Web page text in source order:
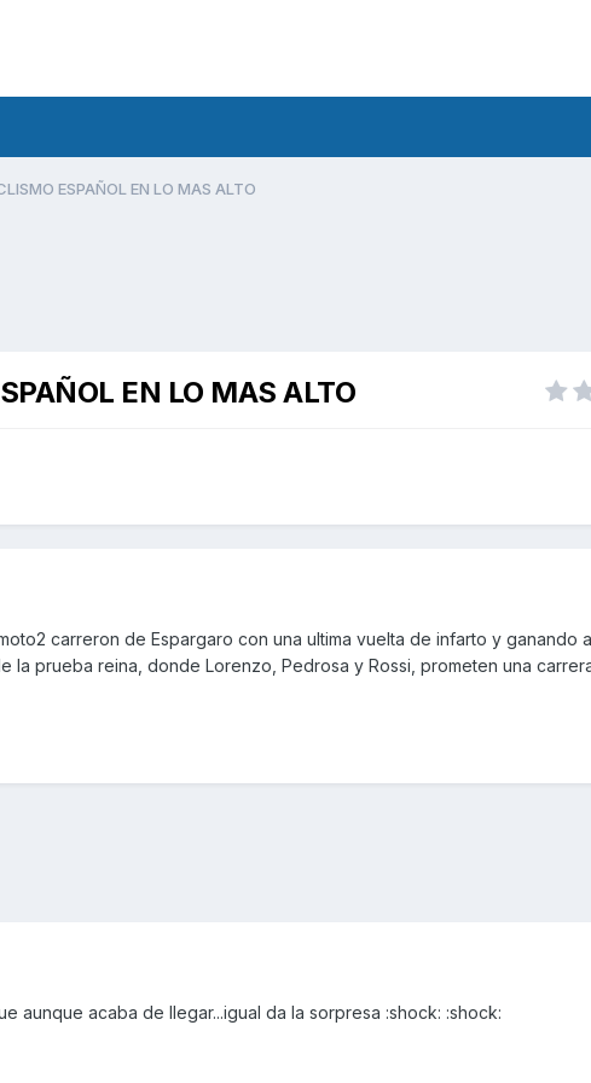
ESPAÑOL EN LO MAS ALTO
EN LO MAS ALTO
carreron de Espargaro con una ultima vuelta de infarto y ganando
la prueba reina, donde Lorenzo, Pedrosa y Rossi, prometen una
aunque acaba de llegar...igual da la sorpresa :shock: :shock: